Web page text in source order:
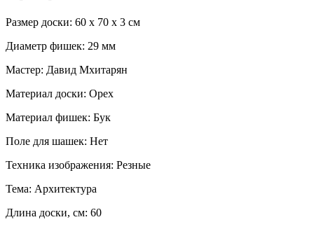
Размер доски: 60 x 70 x 3 см
Диаметр фишек: 29 мм
Мастер: Давид Мхитарян
Материал доски: Орех
Материал фишек: Бук
Поле для шашек: Нет
Техника изображения: Резные
Тема: Архитектура
Длина доски, см: 60